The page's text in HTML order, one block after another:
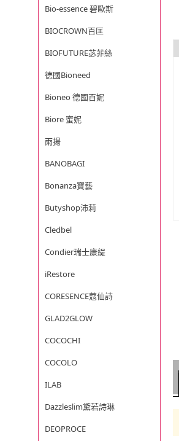
Bio-essence 碧歐斯
BIOCROWN百匡
BIOFUTURE苾菲絲
德國Bioneed
Bioneo 德國百妮
Biore 蜜妮
雨揚
BANOBAGI
Bonanza寶藝
Butyshop沛莉
Cledbel
Condier瑞士康緹
iRestore
CORESENCE蔻仙詩
GLAD2GLOW
COCOCHI
COCOLO
ILAB
Dazzleslim黛若詩琳
DEOPROCE